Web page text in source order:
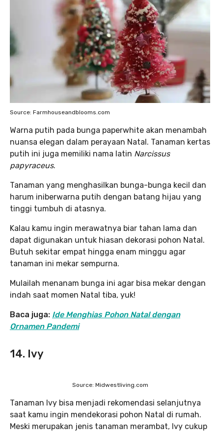
Source: Farmhouseandblooms.com
Warna putih pada bunga paperwhite akan menambah
nuansa elegan dalam perayaan Natal. Tanaman kertas
putih ini juga memiliki nama latin Narcissus
papyraceus.
Tanaman yang menghasilkan bunga-bunga kecil dan
harum iniberwarna putih dengan batang hijau yang
tinggi tumbuh di atasnya.
Kalau kamu ingin merawatnya biar tahan lama dan
dapat digunakan untuk hiasan dekorasi pohon Natal.
Butuh sekitar empat hingga enam minggu agar
tanaman ini mekar sempurna.
Mulailah menanam bunga ini agar bisa mekar dengan
indah saat momen Natal tiba, yuk!
Baca juga: Ide Menghias Pohon Natal dengan
Ornamen Pandemi
14. Ivy
Source: Midwestliving.com
Tanaman Ivy bisa menjadi rekomendasi selanjutnya
saat kamu ingin mendekorasi pohon Natal di rumah.
Meski merupakan jenis tanaman merambat, Ivy cukup